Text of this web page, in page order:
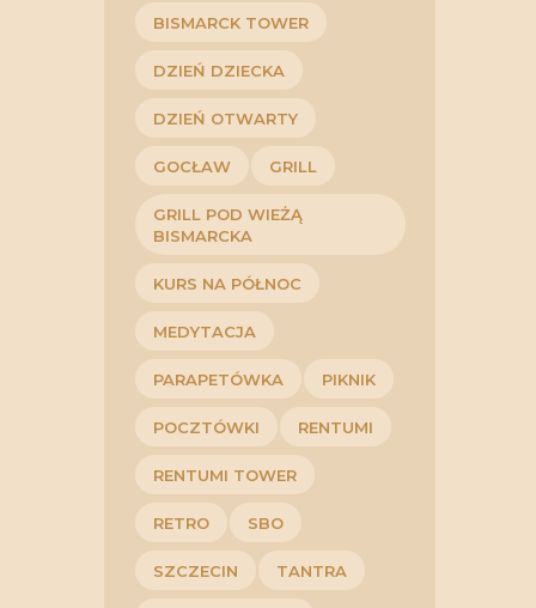
BISMARCK TOWER
DZIEŃ DZIECKA
DZIEŃ OTWARTY
GOCŁAW GRILL
GRILL POD WIEŻĄ
BISMARCKA
KURS NA PÓŁNOC
MEDYTACJA
PARAPETÓWKA PIKNIK
POCZTÓWKI RENTUMI
RENTUMI TOWER
RETRO SBO
SZCZECIN TANTRA